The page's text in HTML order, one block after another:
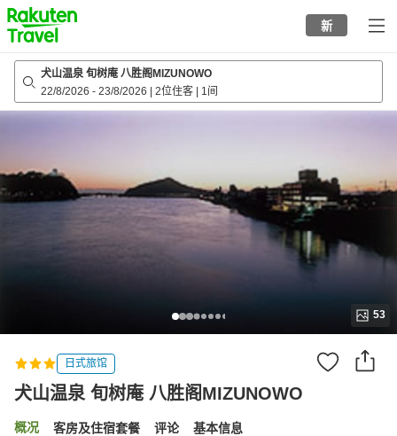
to
top
page
新
犬山温泉 旬树庵 八胜阁MIZUNOWO
22/8/2026 - 23/8/2026 2位住客 1间
53
日式旅馆
犬山温泉 旬树庵 八胜阁MIZUNOWO
概况 客房及住宿套餐 评论 基本信息